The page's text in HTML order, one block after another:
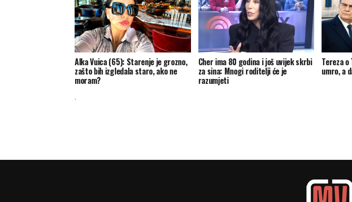
Alka Vuica (65): Starenje je grozno,
zašto bih izgledala staro, ako ne
moram?
Cher ima 80 godina i još uvijek skrbi
za sina: Mnogi roditelji će je
razumjeti
Tereza
umro, a
.